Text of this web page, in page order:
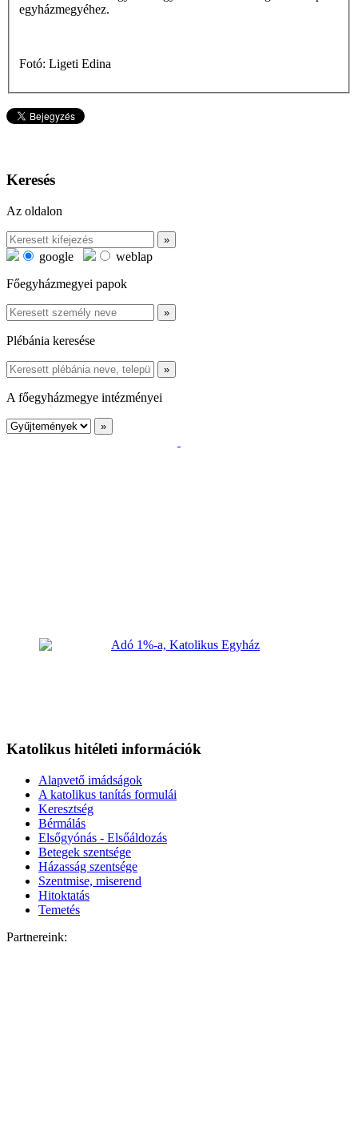
egyházmegyéhez.
Fotó: Ligeti Edina
Keresés
Az oldalon
google
weblap
Főegyházmegyei papok
Plébánia keresése
A főegyházmegye intézményei
Katolikus hitéleti információk
Alapvető imádságok
A katolikus tanítás formulái
Keresztség
Bérmálás
Elsőgyónás - Elsőáldozás
Betegek szentsége
Házasság szentsége
Szentmise, miserend
Hitoktatás
Temetés
Partnereink: